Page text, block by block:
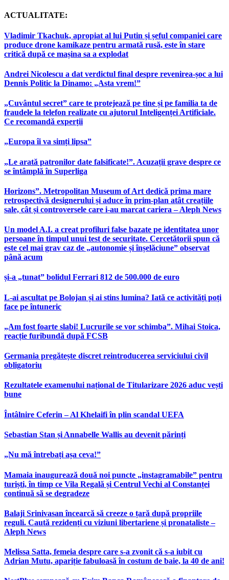
ACTUALITATE:
Vladimir Tkachuk, apropiat al lui Putin și șeful companiei care
produce drone kamikaze pentru armată rusă, este în stare
critică după ce mașina sa a explodat
Andrei Nicolescu a dat verdictul final despre revenirea-șoc a lui
Dennis Politic la Dinamo: „Asta vrem!”
„Cuvântul secret” care te protejează pe tine și pe familia ta de
fraudele la telefon realizate cu ajutorul Inteligenței Artificiale.
Ce recomandă experții
„Europa îi va simți lipsa”
„Le arată patronilor date falsificate!”. Acuzații grave despre ce
se întâmplă în Superliga
Horizons”. Metropolitan Museum of Art dedică prima mare
retrospectivă designerului și aduce în prim-plan atât creațiile
sale, cât și controversele care i-au marcat cariera – Aleph News
Un model A.I. a creat profiluri false bazate pe identitatea unor
persoane în timpul unui test de securitate. Cercetătorii spun că
este cel mai grav caz de „autonomie și înșelăciune” observat
până acum
și-a „tunat” bolidul Ferrari 812 de 500.000 de euro
L-ai ascultat pe Bolojan și ai stins lumina? Iată ce activități poți
face pe întuneric
„Am fost foarte slabi! Lucrurile se vor schimba”. Mihai Stoica,
reacție furibundă după FCSB
Germania pregătește discret reintroducerea serviciului civil
obligatoriu
Rezultatele examenului național de Titularizare 2026 aduc vești
bune
Întâlnire Ceferin – Al Khelaifi în plin scandal UEFA
Sebastian Stan și Annabelle Wallis au devenit părinți
„Nu mă întrebați așa ceva!”
Mamaia inaugurează două noi puncte „instagramabile” pentru
turiști, în timp ce Vila Regală și Centrul Vechi al Constanței
continuă să se degradeze
Balaji Srinivasan încearcă să creeze o țară după propriile
reguli. Caută rezidenți cu viziuni libertariene și pronataliste –
Aleph News
Melissa Satta, femeia despre care s-a zvonit că s-a iubit cu
Adrian Mutu, apariție fabuloasă în costum de baie, la 40 de ani!